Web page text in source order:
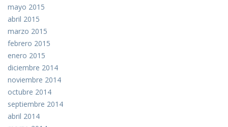
mayo 2015
abril 2015
marzo 2015
febrero 2015
enero 2015
diciembre 2014
noviembre 2014
octubre 2014
septiembre 2014
abril 2014